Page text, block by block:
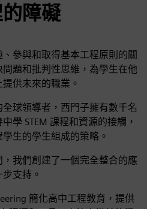
障礙
參與和取得基本工程原則的關
題和批判性思維，為學生在他
供未來的職業。
球領導者，西門子擁有數千名
學 STEM 課程和資源的接觸，
生的學生組成的策略。
我們創建了一個完全整合的應
支持。
簡化高中工程教育，提供